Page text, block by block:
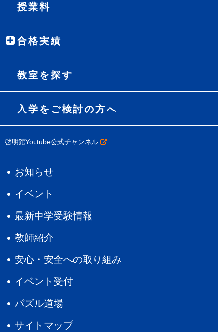
授業料
合格実績
教室を探す
入学をご検討の方へ
啓明館Youtube公式チャンネル
お知らせ
イベント
最新中学受験情報
教師紹介
安心・安全への取り組み
イベント受付
パズル道場
サイトマップ